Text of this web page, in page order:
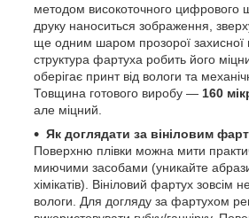
методом високоточного цифрового
друку наноситься зображення,
ще одним шаром прозорої захисної
структура фартуха робить його
оберігає принт від вологи та
Товщина готового виробу — 160
але міцний.
Як доглядати за вініловим
Поверхню плівки можна мити
миючими засобами (уникайте
хімікатів). Вініловий фартух зовсім
вологи. Для догляду за фартухом